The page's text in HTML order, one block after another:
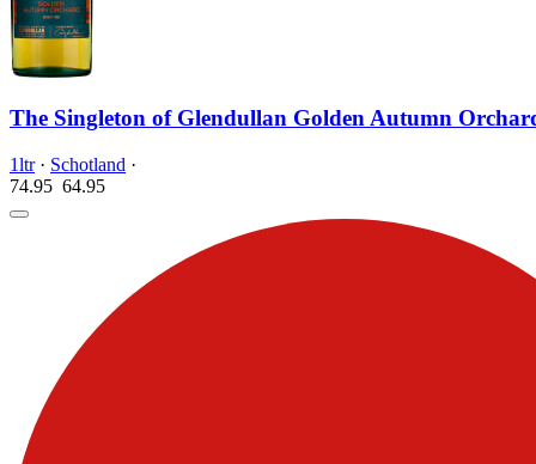
The Singleton of Glendullan Golden Autumn
1ltr· Schotland ·
74.95 64.95